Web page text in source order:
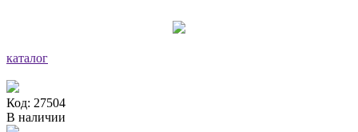
каталог
Код: 27504
В наличии